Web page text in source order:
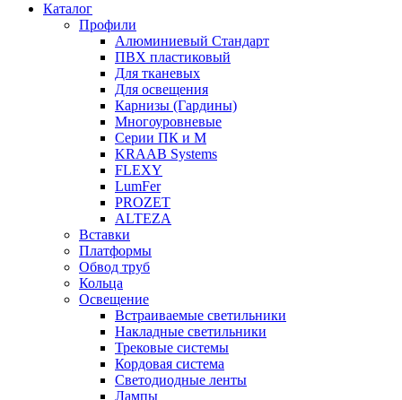
Каталог
Профили
Алюминиевый Стандарт
ПВХ пластиковый
Для тканевых
Для освещения
Карнизы (Гардины)
Многоуровневые
Серии ПК и М
KRAAB Systems
FLEXY
LumFer
PROZET
ALTEZA
Вставки
Платформы
Обвод труб
Кольца
Освещение
Встраиваемые светильники
Накладные светильники
Трековые системы
Кордовая система
Светодиодные ленты
Лампы